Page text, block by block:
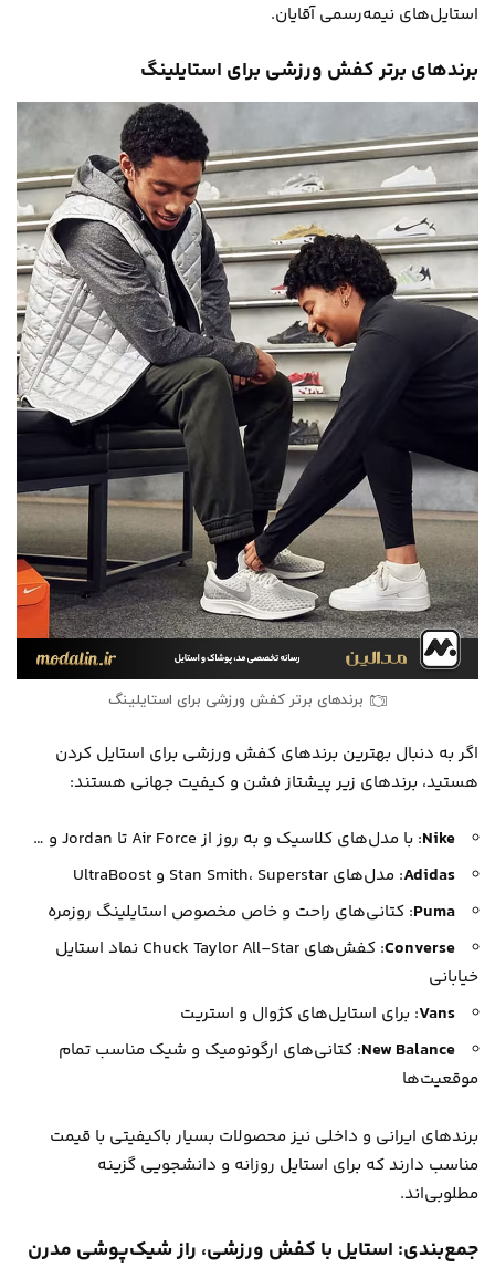
استایل‌های نیمه‌رسمی آقایان.
برندهای برتر کفش ورزشی برای استایلینگ
برندهای برتر کفش ورزشی برای استایلینگ
اگر به دنبال بهترین برندهای کفش ورزشی برای استایل کردن
هستید، برندهای زیر پیشتاز فشن و کیفیت جهانی هستند:
Nike: با مدل‌های کلاسیک و به روز از Air Force تا Jordan و …
Adidas: مدل‌های Stan Smith، Superstar و UltraBoost
Puma: کتانی‌های راحت و خاص مخصوص استایلینگ روزمره
Converse
: کفش‌های Chuck Taylor All-Star نماد استایل
خیابانی
Vans: برای استایل‌های کژوال و استریت
New Balance: کتانی‌های ارگونومیک و شیک مناسب تمام
موقعیت‌ها
برندهای ایرانی و داخلی نیز محصولات بسیار باکیفیتی با قیمت
مناسب دارند که برای استایل روزانه و دانشجویی گزینه
مطلوبی‌اند.
جمع‌بندی: استایل با کفش ورزشی، راز شیک‌پوشی مدرن